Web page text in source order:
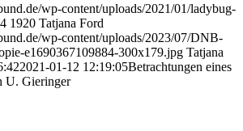
wp-content/uploads/2021/01/ladybug-
1920 Tatjana Ford
wp-content/uploads/2023/07/DNB-
e1690367109884-300x179.jpg Tatjana
2021-01-12 12:19:05Betrachtungen eines
U. Gieringer